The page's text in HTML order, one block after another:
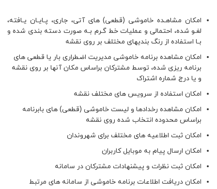
امکان مشاهـده خاموشی (قطعی) های آتی، جاری، پـایـان یـافته،
لغـو شده، احتمالی و عملیات خط گـرم بـه صورت دسته بندی شده و
بـا استفاده از رنگ بندیهای مختلف بر روی نقشه
امکان مشاهده برنامه خاموشی مدیریت اضطراری بار یا قطعی های
برنامه ریزی شده، توسط مشترکان براساس مکان آنها بر روی نقشه
و یا درج شماره اشتراک
امکان استفاده از سرویس های مختلف نقشه
امکان مشاهده رخدادها و لیست خاموشی (قطعی) های بابرنامه
براساس محدوده انتخاب شده روی نقشه
امکان ثبت اطلاعیه های مختلف برای شهروندان
امکان ارسال پیام به موبایل کاربران
امکان ثبت نظرات و پیشنهادات مشترکان در سامانه
امکان دریافت اطلاعات برنامه خاموشی از سامانه های مرتبط